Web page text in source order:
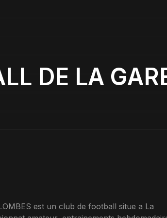
DE LA
est un club de football situe a La